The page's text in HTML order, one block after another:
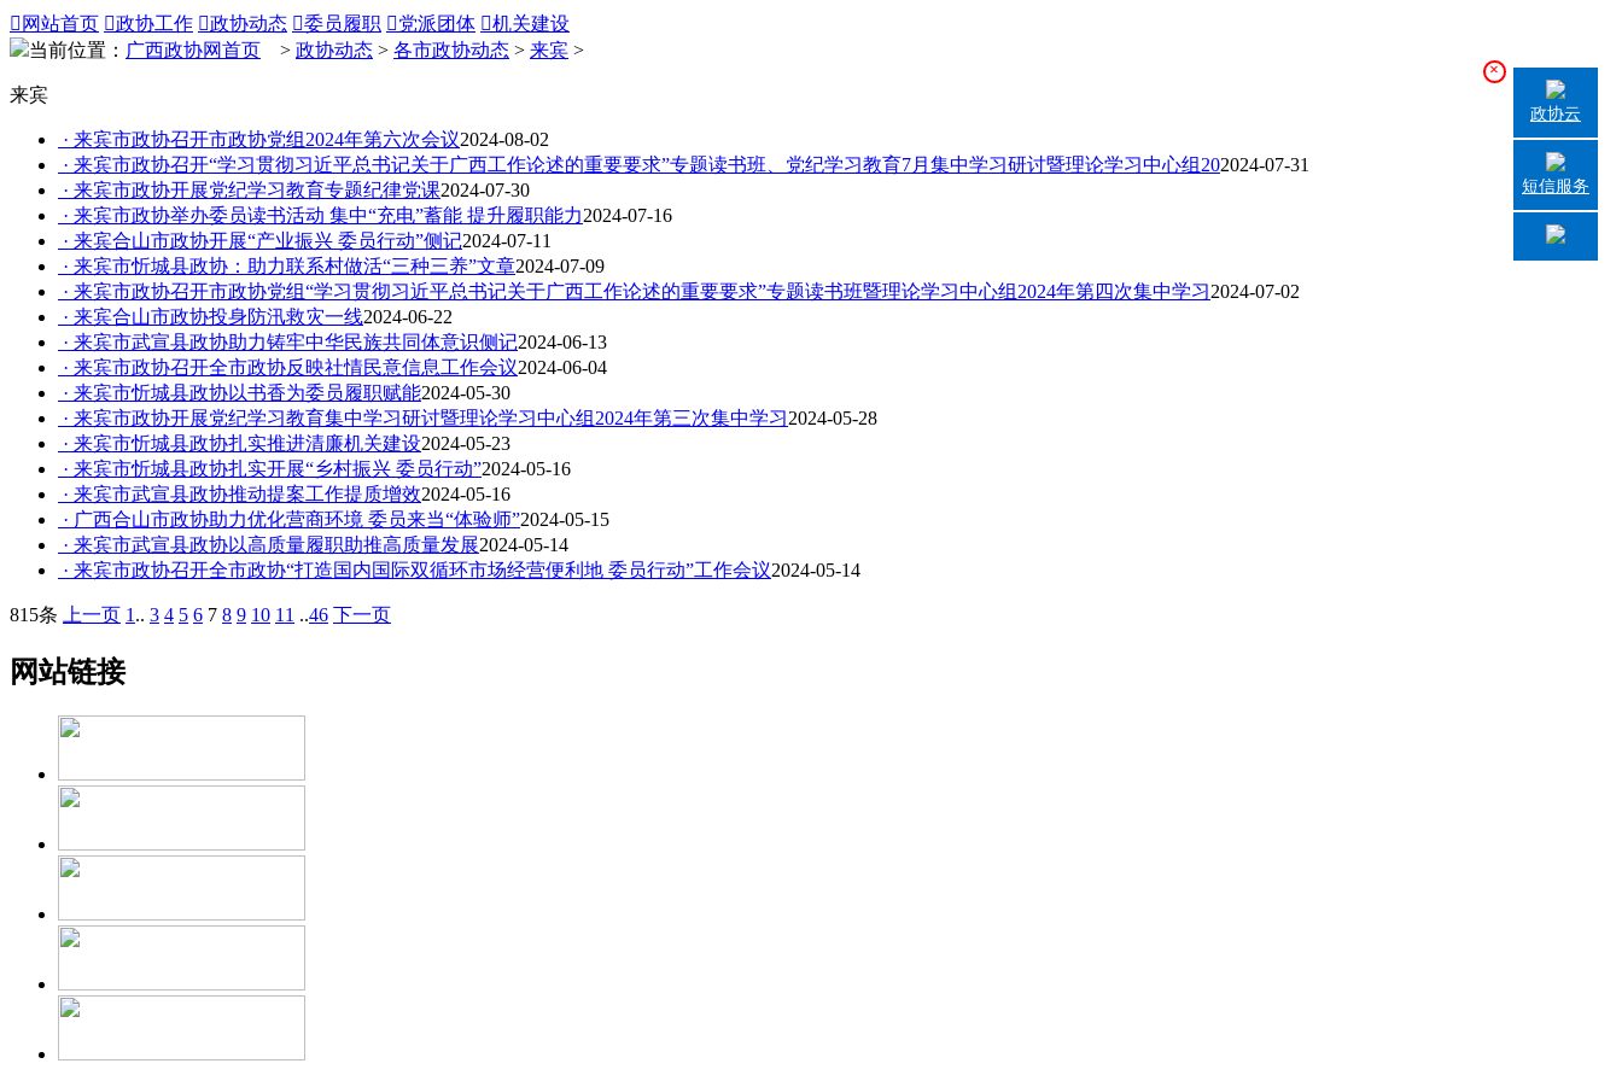
 网站首页 政协工作 政协动态 委员履职 党派团体 机关建设
当前位置： 广西政协网首页 > 政协动态 > 各市政协动态 > 来宾 >
来宾
· 来宾市政协召开市政协党组2024年第六次会议2024-08-02
· 来宾市政协召开“学习贯彻习近平总书记关于广西工作论述的重要要求”专题读书班、党纪学习教育7月集中学习研讨暨理论学习中心组202024-07-31
· 来宾市政协开展党纪学习教育专题纪律党课2024-07-30
· 来宾市政协举办委员读书活动 集中“充电”蓄能 提升履职能力2024-07-16
· 来宾合山市政协开展“产业振兴 委员行动”侧记2024-07-11
· 来宾市忻城县政协：助力联系村做活“三种三养”文章2024-07-09
· 来宾市政协召开市政协党组“学习贯彻习近平总书记关于广西工作论述的重要要求”专题读书班暨理论学习中心组2024年第四次集中学习2024-07-02
· 来宾合山市政协投身防汛救灾一线2024-06-22
· 来宾市武宣县政协助力铸牢中华民族共同体意识侧记2024-06-13
· 来宾市政协召开全市政协反映社情民意信息工作会议2024-06-04
· 来宾市忻城县政协以书香为委员履职赋能2024-05-30
· 来宾市政协开展党纪学习教育集中学习研讨暨理论学习中心组2024年第三次集中学习2024-05-28
· 来宾市忻城县政协扎实推进清廉机关建设2024-05-23
· 来宾市忻城县政协扎实开展“乡村振兴 委员行动”2024-05-16
· 来宾市武宣县政协推动提案工作提质增效2024-05-16
· 广西合山市政协助力优化营商环境 委员来当“体验师”2024-05-15
· 来宾市武宣县政协以高质量履职助推高质量发展2024-05-14
· 来宾市政协召开全市政协“打造国内国际双循环市场经营便利地 委员行动”工作会议2024-05-14
815条 上一页 1 .. 3 4 5 6 7 8 9 10 11 ..46 下一页
网站链接
×
政协云
短信服务